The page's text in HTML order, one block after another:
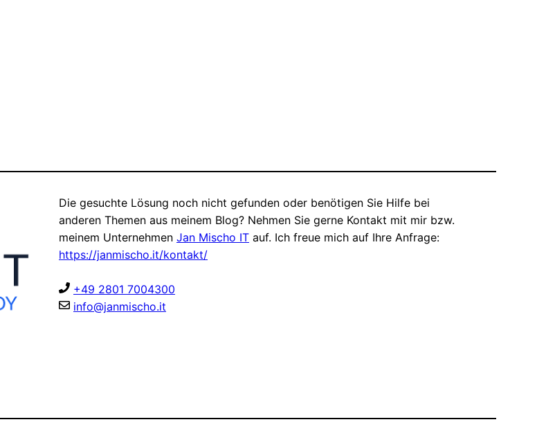
Die gesuchte Lösung noch nicht gefunden oder benötigen Sie Hilfe bei
anderen Themen aus meinem Blog? Nehmen Sie gerne Kontakt mit mir bzw.
meinem Unternehmen Jan Mischo IT auf. Ich freue mich auf Ihre Anfrage:
https://janmischo.it/kontakt/
+49 2801 7004300
info@janmischo.it